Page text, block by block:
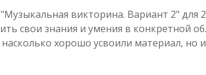
викторина. Вариант 2" для
свои знания и умения в конкретной
хорошо усвоили материал, но